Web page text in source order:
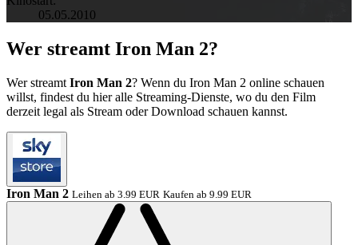
05.05.2010
Wer streamt Iron Man 2?
Wer streamt Iron Man 2? Wenn du Iron Man 2 online schauen
willst, findest du hier alle Streaming-Dienste, wo du den Film
derzeit legal als Stream oder Download schauen kannst.
Iron Man 2 Leihen ab 3.99 EUR Kaufen ab 9.99 EUR